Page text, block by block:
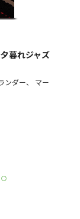
暮れジャズ
ンダー、 マー